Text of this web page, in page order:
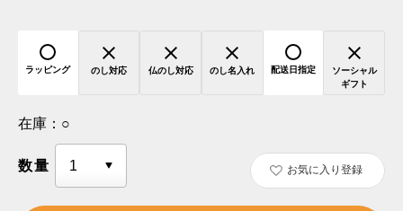
ラッピング のし対応 仏のし対応 のし名入れ 配送日指定
ソーシャル
ギフト
在庫： ○
数量 お気に入り登録